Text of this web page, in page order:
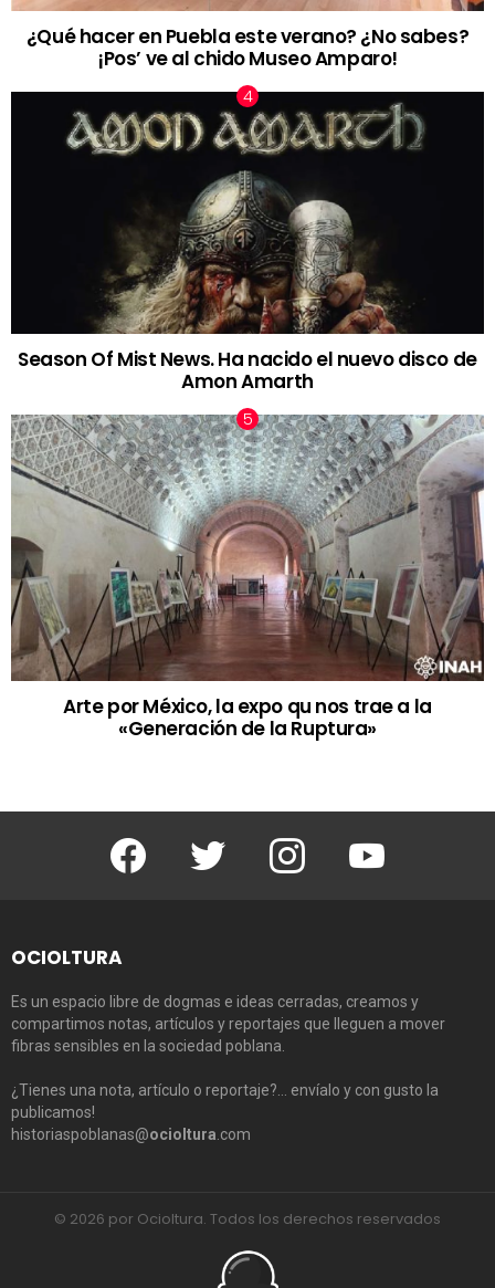
¿Qué hacer en Puebla este verano? ¿No sabes?
¡Pos’ ve al chido Museo Amparo!
Season Of Mist News. Ha nacido el nuevo disco de
Amon Amarth
Arte por México, la expo qu nos trae a la
«Generación de la Ruptura»
Facebook Twitter Instagram
OCIOLTURA
Es un espacio libre de dogmas e ideas cerradas, creamos y
compartimos notas, artículos y reportajes que lleguen a mover
fibras sensibles en la sociedad poblana.
¿Tienes una nota, artículo o reportaje?… envíalo y con gusto la
publicamos!
historiaspoblanas@ocioltura .com
© 2026 por Ocioltura. Todos los derechos reservados